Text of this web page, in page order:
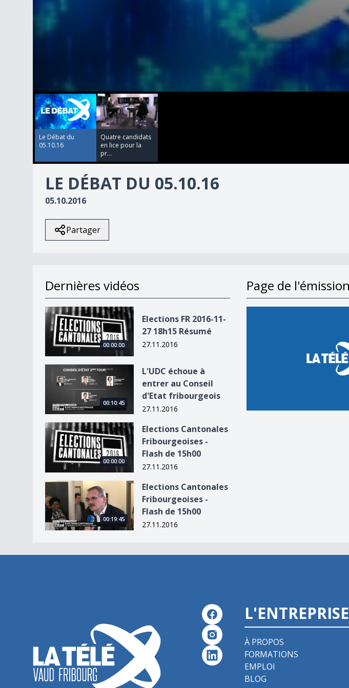
0
seconds
of
25
minutes,
39
secondsVolume
Le Débat du
05.10.16
Quatre candidats
en lice pour la
pr...
LE DÉBAT DU 05.10.16
05.10.2016
Partager
Dernières vidéos
Elections FR 2016-11-27 18h15 Résumé
00:00:00
Elections FR 2016-11-
27 18h15 Résumé
27.11.2016
L&#039;UDC échoue à entrer au Conseil d&#039;Etat fribourgeois
00:10:45
L'UDC échoue à
entrer au Conseil
d'Etat fribourgeois
27.11.2016
Elections Cantonales Fribourgeoises - Flash de 15h00
00:00:00
Elections Cantonales
Fribourgeoises -
Flash de 15h00
27.11.2016
Elections Cantonales Fribourgeoises - Flash de 15h00
00:19:45
Elections Cantonales
Fribourgeoises -
Flash de 15h00
27.11.2016
Page de l'émission
L'ENTREPRISE
À PROPOS
FORMATIONS
EMPLOI
BLOG